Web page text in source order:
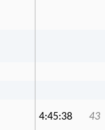
4:45:38 43